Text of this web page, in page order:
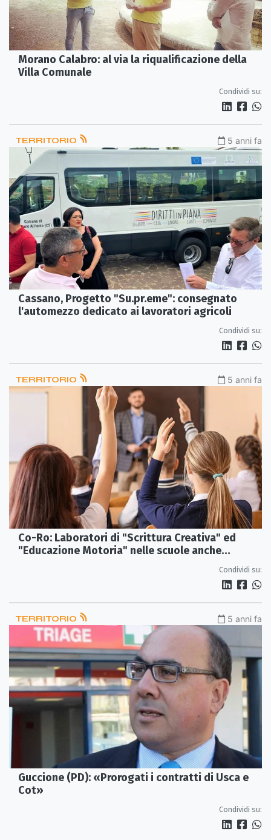
Morano Calabro: al via la riqualificazione della
Villa Comunale
Condividi su:
TERRITORIO 5 anni fa
Cassano, Progetto "Su.pr.eme": consegnato
l'automezzo dedicato ai lavoratori agricoli
Condividi su:
TERRITORIO 5 anni fa
Co-Ro: Laboratori di "Scrittura Creativa" ed
"Educazione Motoria" nelle scuole anche
Condividi su:
TERRITORIO 5 anni fa
Guccione (PD): «Prorogati i contratti di Usca e
Cot»
Condividi su: